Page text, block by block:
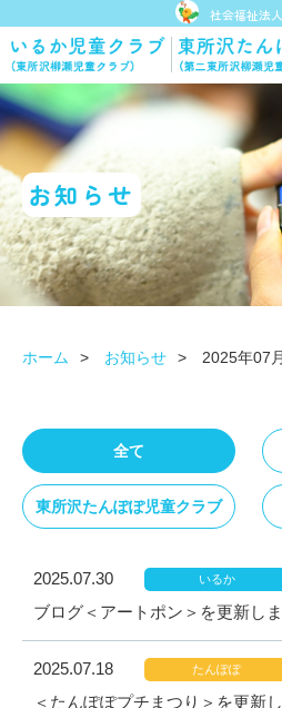
社会福祉法
お知らせ
ホーム お知らせ 2025年07月
全て
東所沢たんぽぽ児童クラブ
2025.07.30 いるか
ブログ＜アートポン＞を更新し
2025.07.18 たんぽぽ
＜たんぽぽプチまつり＞を更新